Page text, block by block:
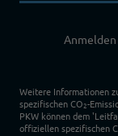
Anmelden
Weitere Informationen
spezifischen CO2-
PKW können dem
offiziellen spezifischen